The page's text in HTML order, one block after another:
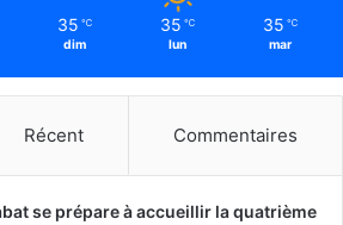
35 ℃
dim
35 ℃
lun
35 ℃
mar
Récent Commentaires
se prépare à accueillir la quatrième